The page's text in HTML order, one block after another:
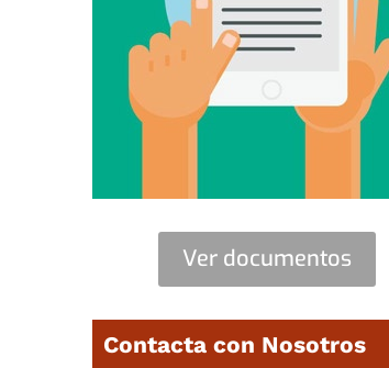
Ver documentos
Contacta con Nosotros